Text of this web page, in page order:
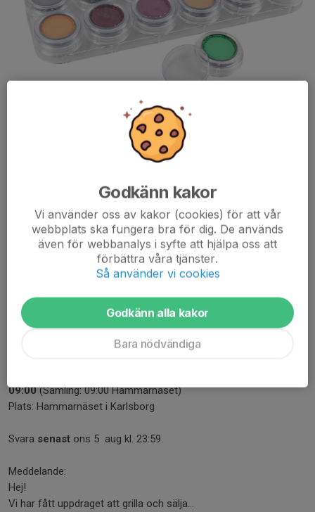
på Ridskolans Dag och visningen av nya
Har du möjlighet?
Hör av dig till mrs.ordforande@gmail.com
MRS fixar hamburgare/korv till Enduro SM
09:00(Samling: 09:00 Hammarnäset)
Plats: Hammarnäset i Karlsborg
Svara senast ons 5 aug kl. 23:59.
Meddelande:
Hej!
Vi har fått uppdraget att grilla och sälja...
Godkänn kakor
Vi använder oss av kakor (cookies) för att vår
webbplats ska fungera bra för dig. De används
även för webbanalys i syfte att hjälpa oss att
förbättra våra tjänster.
Så använder vi cookies
Godkänn alla kakor
Bara nödvändiga